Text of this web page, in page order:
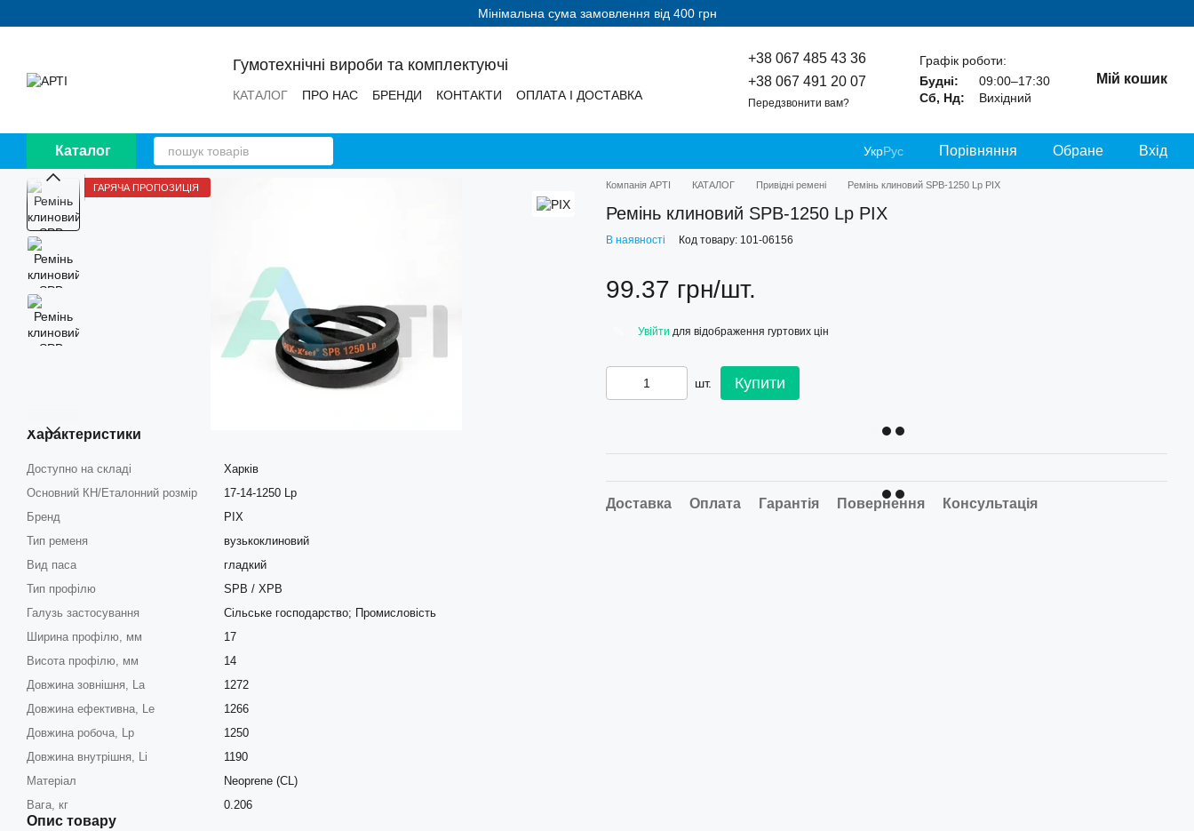
Мінімальна сума замовлення від 400 грн
Гумотехнічні вироби та комплектуючі
КАТАЛОГ ПРО НАС БРЕНДИ КОНТАКТИ
ОПЛАТА І ДОСТАВКА
+38 067 485 43 36
+38 067 491 20 07
Передзвонити вам?
Графік роботи:
Будні:
09:00–17:30
Сб, Нд:
Вихідний
Мій кошик
Каталог УкрРус Порівняння Обране Вхід
ГАРЯЧА ПРОПОЗИЦІЯ
Характеристики
Доступно на складі
Харків
Основний КН/Еталонний розмір
17-14-1250 Lp
Бренд
PIX
Тип ременя
вузькоклиновий
Вид паса
гладкий
Тип профілю
SPB / XPB
Галузь застосування
Сільське господарство; Промисловість
Ширина профілю, мм
17
Висота профілю, мм
14
Довжина зовнішня, La
1272
Довжина ефективна, Le
1266
Довжина робоча, Lp
1250
Довжина внутрішня, Li
1190
Матеріал
Neoprene (CL)
Вага, кг
0.206
Опис товару
Компанія АРТІ КАТАЛОГ Привідні ремені Ремінь клиновий SPB-1250 Lp PIX
Ремінь клиновий SPB-1250 Lp PIX
В наявності Код товару: 101-06156
99.37 грн/шт.
Увійти для відображення гуртових цін
шт. Купити
Доставка Оплата Гарантія Повернення Консультація